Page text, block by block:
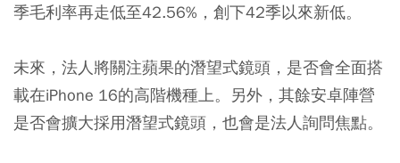
季毛利率再走低至42.56%，創下42季以來新低。
未來，法人將關注蘋果的潛望式鏡頭，是否會全面搭
載在iPhone 16的高階機種上。另外，其餘安卓陣營
是否會擴大採用潛望式鏡頭，也會是法人詢問焦點。